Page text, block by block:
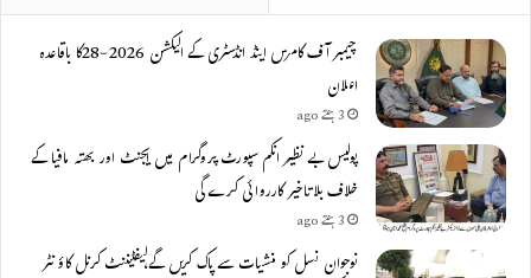
چیمبر آف کامرس اینڈ انڈسٹری کے الیکشن 2026-28کا باقاعدہ
اعلان
3 ہفتے ago
پولیس بے نظیر انکم سپورٹ پروگرام میں ایجنٹ اور بھتہ مافیا کے
خلاف بلاتاخیر کارروائی کرے گی
3 ہفتے ago
نوجوان نسل کو منشیات سے پاک کریں گے،لیفٹیننٹ کرنل کاؤنٹر